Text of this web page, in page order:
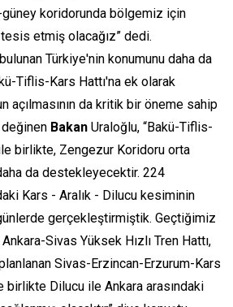
güney koridorunda bölgemiz için
etmiş olacağız” dedi.
Türkiye'nin konumunu daha da
Tiflis-Kars Hattı'na ek olarak
açılmasının da kritik bir öneme sahip
Bakan Uraloğlu, “Bakü-Tiflis-
birlikte, Zengezur Koridoru orta
da destekleyecektir. 224
Kars - Aralık - Dilucu kesiminin
gerçekleştirmiştik. Geçtiğimiz
Sivas Yüksek Hızlı Tren Hattı,
Sivas-Erzincan-Erzurum-Kars
Dilucu ile Ankara arasındaki